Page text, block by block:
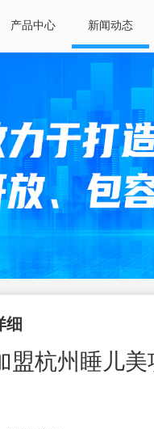
产品中心 新闻动态
细
盟杭州睡儿